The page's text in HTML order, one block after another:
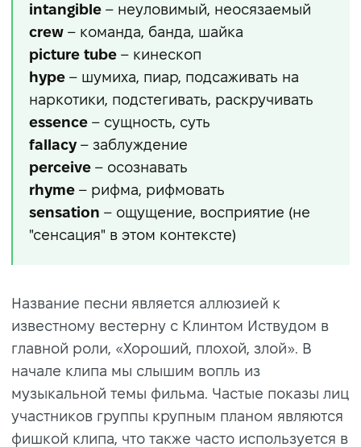
intangible – неуловимый, неосязаемый
crew – команда, банда, шайка
picture tube – кинескоп
hype – шумиха, пиар, подсаживать на
наркотики, подстегивать, раскручивать
essence – сущность, суть
fallacy– заблуждение
perceive – осознавать
rhyme – рифма, рифмовать
sensation – ощущение, восприятие (не
"сенсация" в этом контексте)
Название песни является аллюзией к
известному вестерну с Клинтом Иствудом в
главной роли, «Хороший, плохой, злой». В
начале клипа мы слышим вопль из
музыкальной темы фильма. Частые показы лиц
участников группы крупным планом являются
фишкой клипа, что также часто используется в